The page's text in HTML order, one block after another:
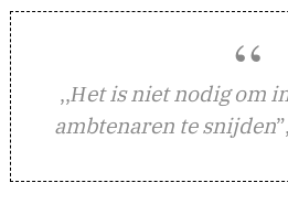
,,Het is niet nodig om
ambtenaren te snijden